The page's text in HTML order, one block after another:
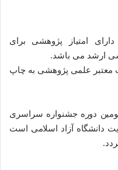
امتیاز پژوهشی برای
ارشد می باشد.
معتبر علمی پژوهشی به چاپ
دوره جشنواره سراسری
دانشگاه آزاد اسلامی است